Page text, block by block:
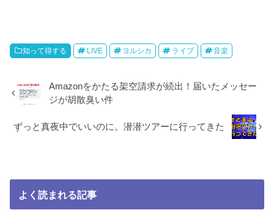
知って得する LIVE ヨルシカ ライブ 音楽
Amazonをかたる架空請求が続出！届いたメッセー
ジが胡散臭い件
ずっと真夜中でいいのに。潜潜ツアーに行ってきた
よく読まれる記事